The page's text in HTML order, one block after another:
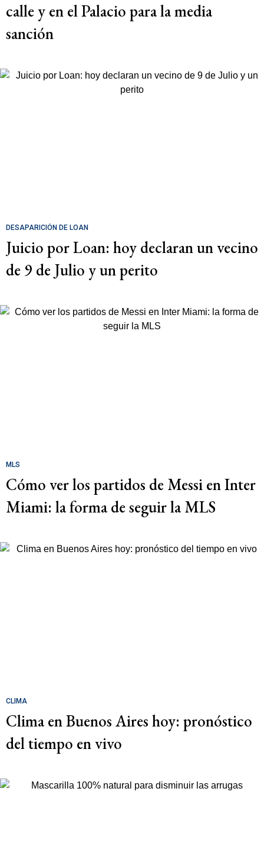
calle y en el Palacio para la media
sanción
DESAPARICIÓN DE LOAN
Juicio por Loan: hoy declaran un vecino
de 9 de Julio y un perito
MLS
Cómo ver los partidos de Messi en Inter
Miami: la forma de seguir la MLS
CLIMA
Clima en Buenos Aires hoy: pronóstico
del tiempo en vivo